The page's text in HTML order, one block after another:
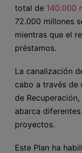
total de 140.000
72.000 millones
mientras que el
préstamos.
La canalización
cabo a través de
de
abarca
proyectos.
Este Plan ha